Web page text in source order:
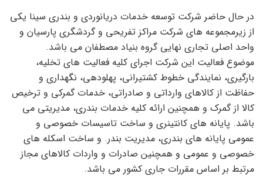
در حال حاضر شرکت توسعه خدمات دریانوردی و بندری سینا یکی
از زیرمجموعه های شرکت مراکز تفریحی و گردشگری پارسیان و
واحد اصلی تجاری نهایی گروه بنیاد مصطفان می باشد.
موضوع فعالیت این شرکت اجرای کلیه فعالیت های تخلیه،
بارگیری، نمایندگی خطوط کشتیرانی، پهلودهی، نگهداری و
حفاظت از کالاهای وارداتی و صادراتی، خدمات گمرکی و ترخیص
کالا از گمرک و همچنین ارائه کلیه خدمات بندری، مدیریتی می
باشد. پایانه های کانتینری و ساخت تاسیسات خصوصی و
عمومی پایانه های بندری، مدیریت بندر. و ساخت اسکله های
خصوصی و عمومی و همچنین صادرات و واردات کالاهای مجاز
مرتبط بر اساس مقررات جاری کشور می باشد.